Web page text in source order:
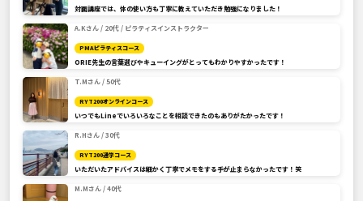
対面講座では、体の使い方も丁寧に教えていただき勉強になりました！
A.Kさん / 20代 / ピラティスインストラクター
PMAピラティスコース
ORIE先生の言葉選びやキューイングがとってもわかりやすかったです！
T.Mさん / 50代
RYT200オンラインコース
いつでもLineでいろいろなことを相談できたのもありがたかったです！
R.Hさん / 30代
RYT200通学コース
いただいたアドバイスは細かく丁寧でメモをする手が止まらなかったです！笑
M.Mさん / 40代